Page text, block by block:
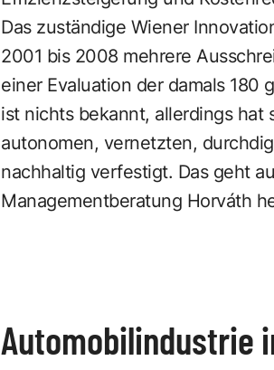
Das zuständige Wiener
2001 bis 2008 mehrere
einer Evaluation der damals 180
ist nichts bekannt, allerdings hat
autonomen, vernetzten,
nachhaltig verfestigt. Das geht
Managementberatung Horváth
Automobilindustrie